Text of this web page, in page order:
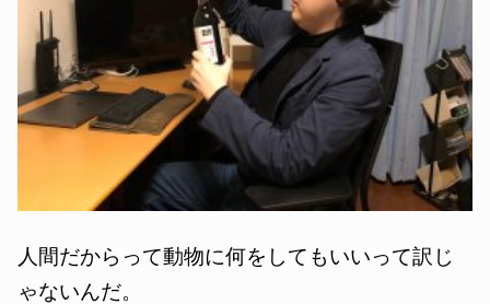
人間だからって動物に何をしてもいいって訳じ
ゃないんだ。